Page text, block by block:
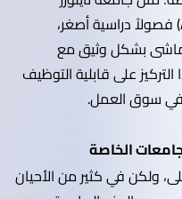
وجامعة آسيا والمحيط الهادئ (APU) فصولاً دراسية أصغر،
بشكل وثيق مع
على قابلية التوظيف
في سوق العمل.
الخاصة
ولكن في كثير من الأحيان